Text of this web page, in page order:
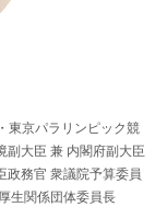
東京パラリンピック競
副大臣 兼 内閣府副大臣
政務官 衆議院予算委員
生関係団体委員長